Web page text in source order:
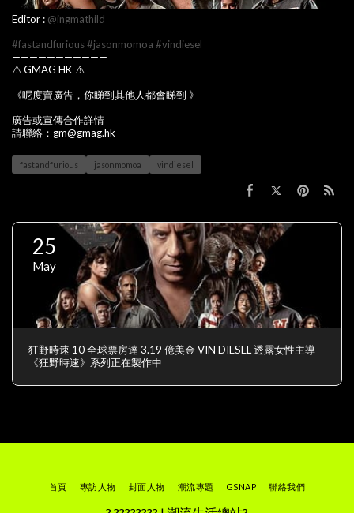
Editor : @ingmathild
#fastandfurious#jasonmomoa #vindiesel
———————————
⚠️ GMAG HK ⚠️
《呢度賣廣告，你睇到其他人都會睇到 》
廣告或宣傳合作詳情
請聯絡：gm@gmag.hk
fastandfurious jasonmomoa vindiesel
25
May
狂野時速 10 全球票房達 3.19 億美金 VIN DIESEL 透露女性主導
《狂野時速》系列正在製作中
首頁 專訪人物 封面人物 潮流專題 GSNAP 聯絡我們